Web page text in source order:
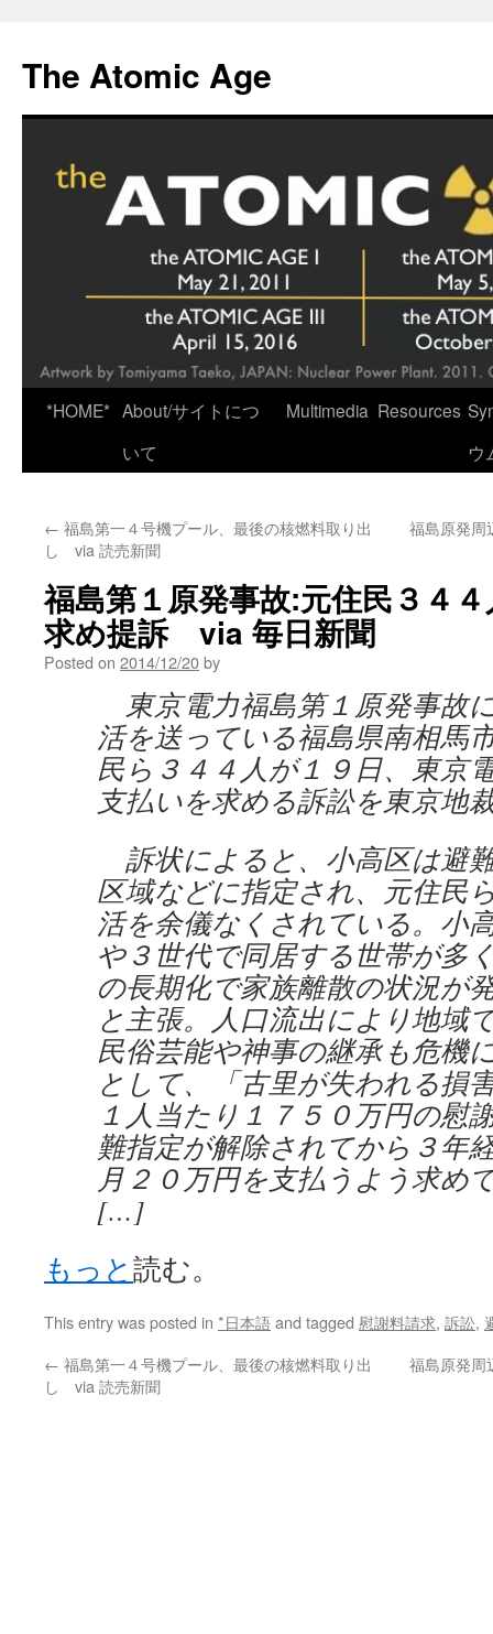
content
The Atomic Age
*HOME* About/サイトにつ
いて
Multimedia Resources
ウ
← 福島第一４号機プール、最後の核燃料取り出
し via 読売新聞
福島原発
福島第１原発事故:元住民３４
求め提訴 via 毎日新聞
Posted on 2014/12/20by
東京電力福島第１原発事故
活を送っている福島県南相馬
民ら３４４人が１９日、東京
支払いを求める訴訟を東京地
訴状によると、小高区は避
区域などに指定され、元住民
活を余儀なくされている。小
や３世代で同居する世帯が多
の長期化で家族離散の状況が
と主張。人口流出により地域
民俗芸能や神事の継承も危機
として、「古里が失われる損
１人当たり１７５０万円の慰
難指定が解除されてから３年
月２０万円を支払うよう求め
[…]
もっと読む。
This entry was posted in *日本語and tagged 慰謝料請求, 訴訟,
← 福島第一４号機プール、最後の核燃料取り出
し via 読売新聞
福島原発